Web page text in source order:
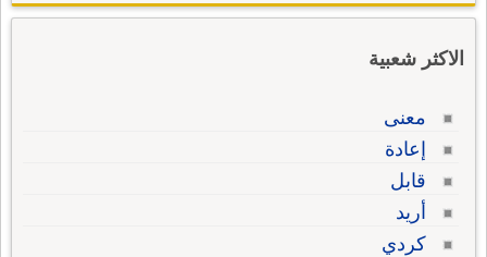
الاكثر شعبية
معنى
إعادة
قابل
أريد
كردي